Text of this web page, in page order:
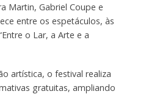
Martin, Gabriel Coupe e
entre os espetáculos, às
o Lar, a Arte e a
artística, o festival realiza
gratuitas, ampliando